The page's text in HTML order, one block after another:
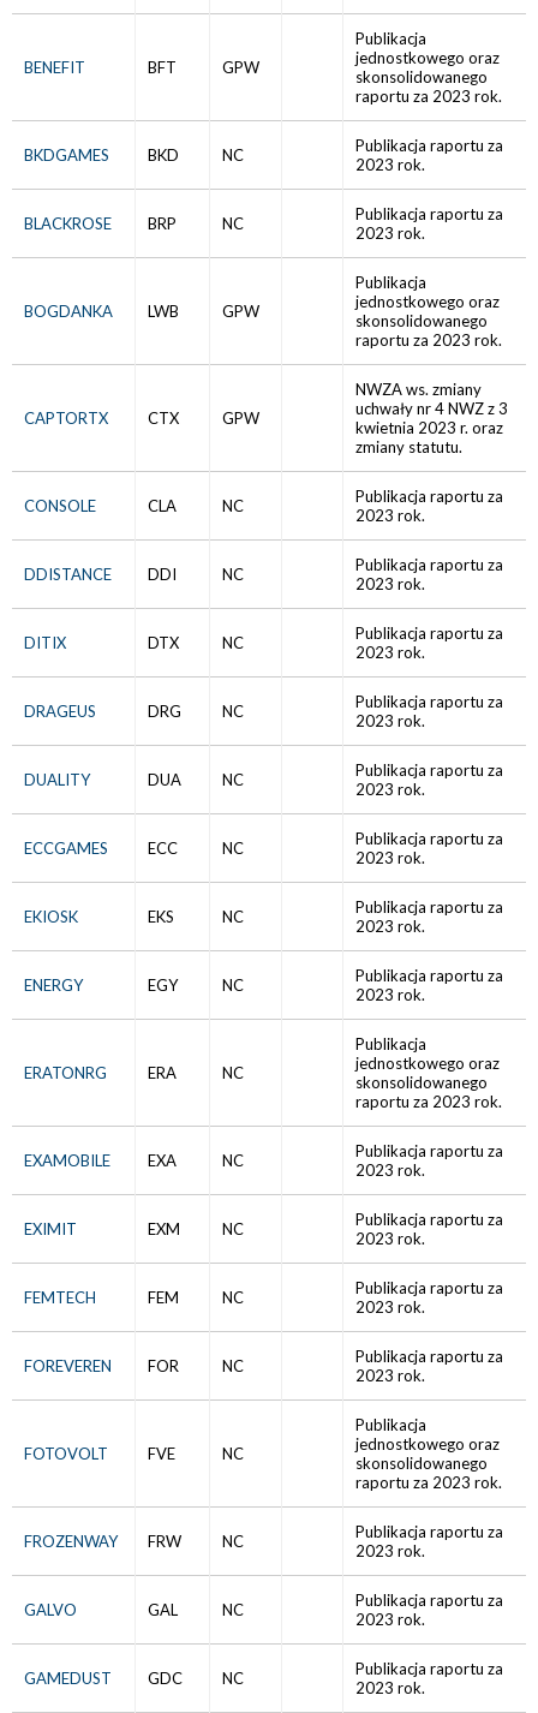
BENEFIT BFT GPW
Publikacja
jednostkowego oraz
skonsolidowanego
raportu za 2023 rok.
BKDGAMES BKD NC
Publikacja raportu za
2023 rok.
BLACKROSE BRP NC
Publikacja raportu za
2023 rok.
BOGDANKA LWB GPW
Publikacja
jednostkowego oraz
skonsolidowanego
raportu za 2023 rok.
CAPTORTX CTX GPW
NWZA ws. zmiany
uchwały nr 4 NWZ z 3
kwietnia 2023 r. oraz
zmiany statutu.
CONSOLE CLA NC
Publikacja raportu za
2023 rok.
DDISTANCE DDI NC
Publikacja raportu za
2023 rok.
DITIX DTX NC
Publikacja raportu za
2023 rok.
DRAGEUS DRG NC
Publikacja raportu za
2023 rok.
DUALITY DUA NC
Publikacja raportu za
2023 rok.
ECCGAMES ECC NC
Publikacja raportu za
2023 rok.
EKIOSK EKS NC
Publikacja raportu za
2023 rok.
ENERGY EGY NC
Publikacja raportu za
2023 rok.
ERATONRG ERA NC
Publikacja
jednostkowego oraz
skonsolidowanego
raportu za 2023 rok.
EXAMOBILE EXA NC
Publikacja raportu za
2023 rok.
EXIMIT EXM NC
Publikacja raportu za
2023 rok.
FEMTECH FEM NC
Publikacja raportu za
2023 rok.
FOREVEREN FOR NC
Publikacja raportu za
2023 rok.
FOTOVOLT FVE NC
Publikacja
jednostkowego oraz
skonsolidowanego
raportu za 2023 rok.
FROZENWAY FRW NC
Publikacja raportu za
2023 rok.
GALVO GAL NC
Publikacja raportu za
2023 rok.
GAMEDUST GDC NC
Publikacja raportu za
2023 rok.